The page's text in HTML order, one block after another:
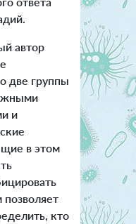
автор
две группы
и
в этом
позволяет
кто